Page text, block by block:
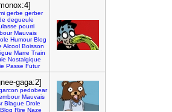
gerbe gerber
degueule
pourri
Mauvais
Humour Blog
Alcool Boisson
Marre Train
Nostalgique
Passe Futur
gaga:2]
pedobear
Mauvais
Blague Drole
Blog Rire Naze